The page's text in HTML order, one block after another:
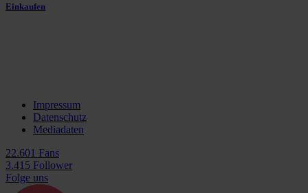
Einkaufen
Impressum
Datenschutz
Mediadaten
22.601 Fans
3.415 Follower
Folge uns